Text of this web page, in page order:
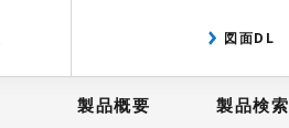
図面DL
製品概要 製品検索